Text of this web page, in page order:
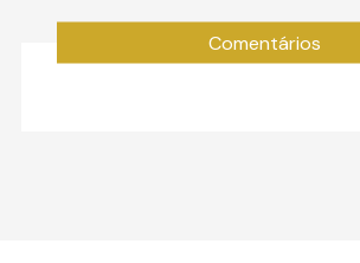
Comentários